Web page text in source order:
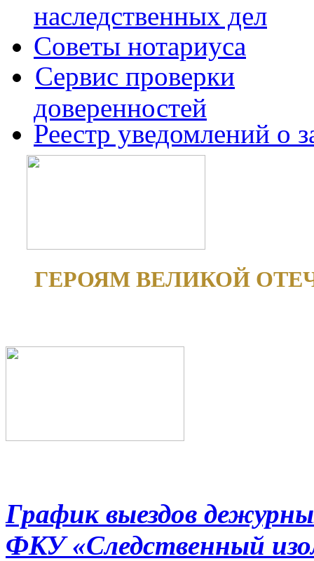
наследственных дел
Советы нотариуса
Сервис проверки
доверенностей
Реестр уведомлений о
ГЕРОЯМ ВЕЛИКОЙ
График выездов
ФКУ «Следственный